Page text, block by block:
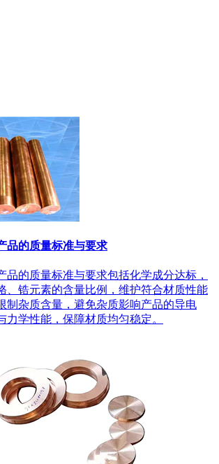
品的质量标准与要求
品的质量标准与要求包括化学成分达标，
、锆元素的含量比例，维护符合材质性能
制杂质含量，避免杂质影响产品的导电
力学性能，保障材质均匀稳定。